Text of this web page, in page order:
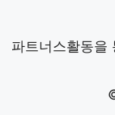
파트너스활동을